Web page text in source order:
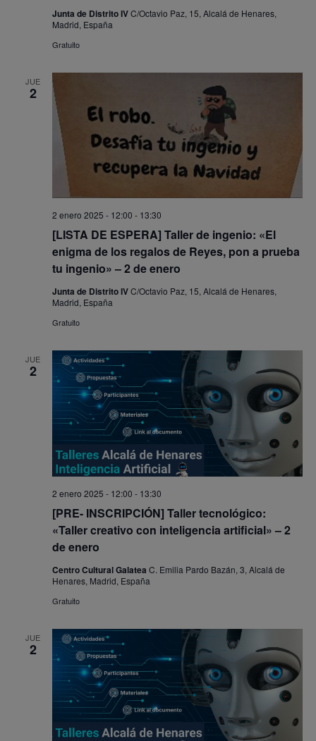
Junta de Distrito IVC/Octavio Paz, 15, Alcalá de Henares,
Madrid, España
Gratuito
JUE
2
[LISTA DE ESPERA] Taller de ingenio: «El
enigma de los regalos de Reyes, pon a prueba
tu ingenio» – 2 de enero
2 enero 2025 - 12:00 - 13:30
Junta de Distrito IVC/Octavio Paz, 15, Alcalá de Henares,
Madrid, España
Gratuito
JUE
2
[PRE- INSCRIPCIÓN] Taller tecnológico:
«Taller creativo con inteligencia artificial» – 2
de enero
2 enero 2025 - 12:00 - 13:30
Centro Cultural Galatea C. Emilia Pardo Bazán, 3, Alcalá de
Henares, Madrid, España
Gratuito
JUE
2